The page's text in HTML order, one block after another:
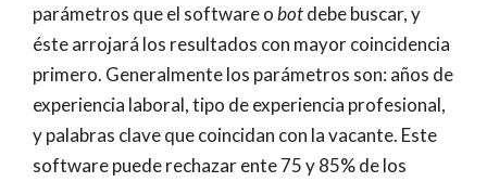
parámetros que el software obotdebe buscar, y
éste arrojará los resultados con mayor coincidencia
primero. Generalmente los parámetros son: años de
experiencia laboral, tipo de experiencia profesional,
y palabras clave que coincidan con la vacante. Este
software puede rechazar ente 75 y 85% de los